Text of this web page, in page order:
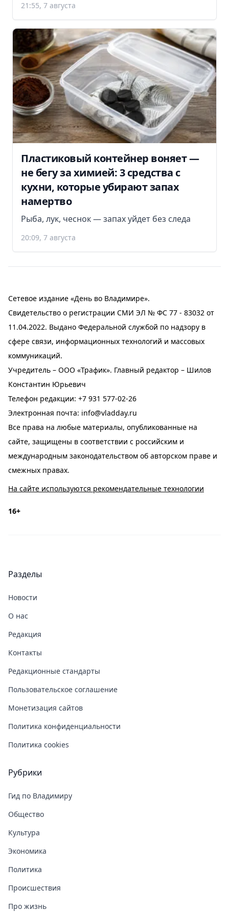
21:55, 7 августа
Пластиковый контейнер воняет —
не бегу за химией: 3 средства с
кухни, которые убирают запах
намертво
Рыба, лук, чеснок — запах уйдет без следа
20:09, 7 августа
Сетевое издание «День во Владимире».
Свидетельство о регистрации СМИ ЭЛ № ФС 77 - 83032 от
11.04.2022. Выдано Федеральной службой по надзору в
сфере связи, информационных технологий и массовых
коммуникаций.
Учредитель – ООО «Трафик». Главный редактор – Шилов
Константин Юрьевич
Телефон редакции: +7 931 577-02-26
Электронная почта: info@vladday.ru
Все права на любые материалы, опубликованные на
сайте, защищены в соответствии с российским и
международным законодательством об авторском праве и
смежных правах.
На сайте используются рекомендательные технологии
16+
Разделы
Новости
О нас
Редакция
Контакты
Редакционные стандарты
Пользовательское соглашение
Монетизация сайтов
Политика конфиденциальности
Политика cookies
Рубрики
Гид по Владимиру
Общество
Культура
Экономика
Политика
Происшествия
Про жизнь